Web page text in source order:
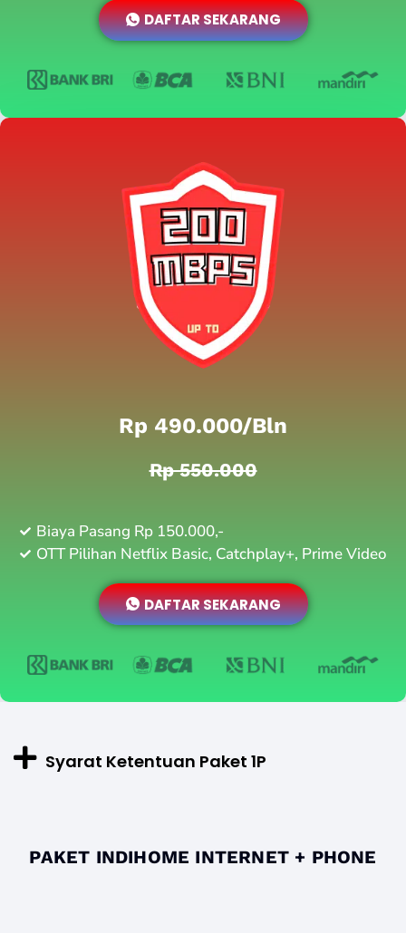
DAFTAR SEKARANG
Rp 490.000/bln
Rp 550.000
Biaya Pasang Rp 150.000,-
OTT Pilihan Netflix Basic, Catchplay+, Prime Video
DAFTAR SEKARANG
Syarat Ketentuan Paket 1P
PAKET INDIHOME INTERNET + PHONE